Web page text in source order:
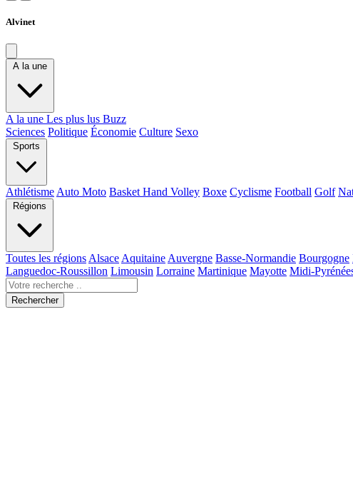
Alvinet
A la une
A la une Les plus lus Buzz
Sciences Politique Économie Culture Sexo
Sports
Athlétisme Auto Moto Basket Hand Volley Boxe Cyclisme Football Golf
Régions
Toutes les régions Alsace Aquitaine Auvergne Basse-Normandie Bourgogne
Languedoc-Roussillon Limousin Lorraine Martinique Mayotte Midi-
Rechercher